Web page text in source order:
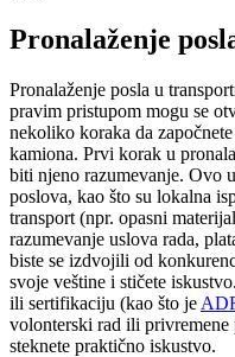
Pronalaženje
Pronalaženje posla u
pravim pristupom mogu se
nekoliko koraka da
kamiona. Prvi korak u
biti njeno razumevanje. Ovo
poslova, kao što su lokalna
transport (npr. opasni
razumevanje uslova rada,
biste se izdvojili od
svoje veštine i stičete
ili sertifikaciju (kao što je
volonterski rad ili
steknete praktično iskustvo.